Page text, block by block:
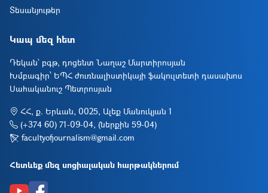
Տեսանյութեր
Կապ մեզ հետ
Դեկան` բգթ, դոցենտ Նաղաշ Մարտիրոսյան
Խմբագիր՝ ԵՊՀ ժուռնալիստիկայի ֆակուլտետի դասախոս
Սահականուշ Պետրոսյան
ՀՀ, ք. Երևան, 0025, Ալեք Մանուկյան 1
(+374 60) 71-09-04, (ներքին 59-04)
facultyofjournalism@gmail.com
Հետևեք մեզ սոցիալական հարթակներում